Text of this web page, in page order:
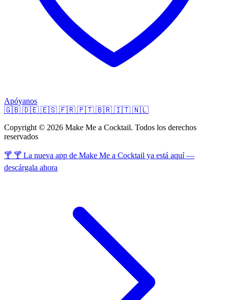
Apóyanos
🇬🇧 🇩🇪 🇪🇸 🇫🇷 🇵🇹 🇧🇷 🇮🇹 🇳🇱
Copyright © 2026 Make Me a Cocktail. Todos los derechos
reservados
🍸 🍸 La nueva app de Make Me a Cocktail ya está aquí —
descárgala ahora